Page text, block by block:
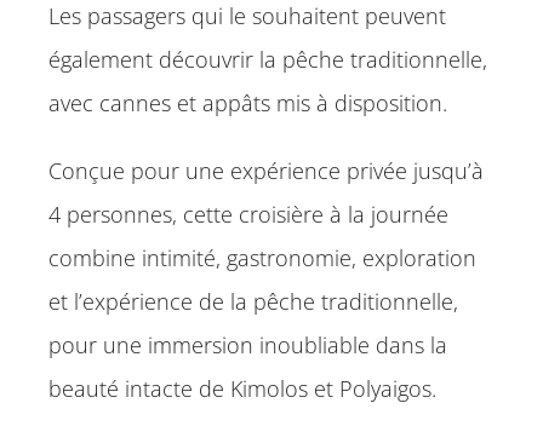
Les passagers qui le souhaitent peuvent
également découvrir la pêche traditionnelle,
avec cannes et appâts mis à disposition.
Conçue pour une expérience privée jusqu’à
4 personnes, cette croisière à la journée
combine intimité, gastronomie, exploration
et l’expérience de la pêche traditionnelle,
pour une immersion inoubliable dans la
beauté intacte de Kimolos et Polyaigos.